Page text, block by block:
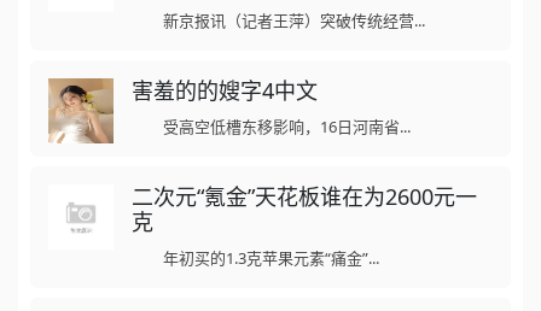
新京报讯（记者王萍）突破传统经营...
害羞的的嫂字4中文
受高空低槽东移影响，16日河南省...
二次元“氪金”天花板谁在为2600元一
克
年初买的1.3克苹果元素“痛金”...